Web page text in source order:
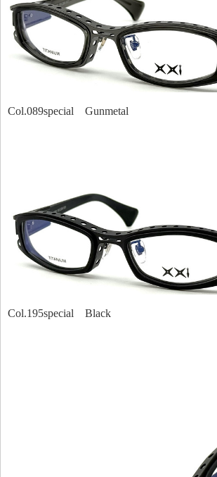
Col.089special Gunmetal
Col.195special Black